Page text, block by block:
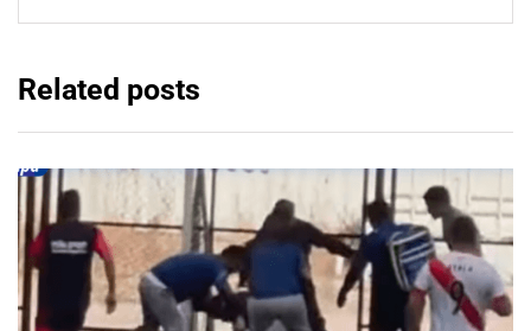
Related posts